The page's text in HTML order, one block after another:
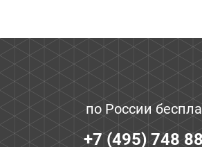
по России
+7 (495) 748